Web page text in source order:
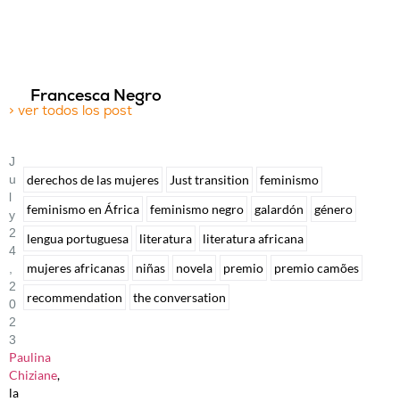
Francesca Negro
> ver todos los post
J
U
L
Y
2
4
2
0
2
3
Paulina
Chiziane,
la
derechos de las mujeres Just transition
feminismo
feminismo en África
feminismo negro galardón
género
lengua portuguesa
literatura
literatura africana
mujeres africanas
niñas novela premio
premio camões
recommendation
the conversation